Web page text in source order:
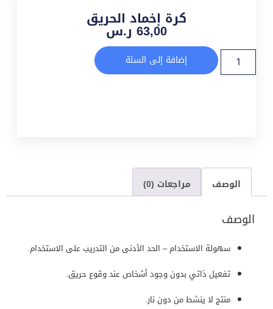
كرة إخماد الحريق
63,00 ر.س
إضافة إلى السلة
الوصف مراجعات (0)
الوصف
سهولة الاستخدام – الحد الأدنى من التدريب على الاستخدام.
تفعيل ذاتي بدون وجود أشخاص عند وقوع حريق.
منتج لا ينشط من دون نار.